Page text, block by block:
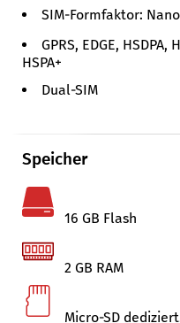
SIM-Formfaktor:
GPRS, EDGE, HSDPA,
HSPA+
Dual-SIM
Speicher
16 GB Flash
2 GB RAM
Micro-SD